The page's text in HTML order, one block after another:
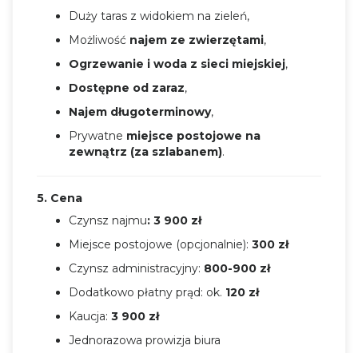
Duży taras z widokiem na zieleń,
Możliwość najem ze zwierzętami,
Ogrzewanie i woda z sieci miejskiej,
Dostępne od zaraz,
Najem długoterminowy,
Prywatne miejsce postojowe na
zewnątrz (za szlabanem).
5. Cena
Czynsz najmu: 3 900 zł
Miejsce postojowe (opcjonalnie): 300 zł
Czynsz administracyjny: 800-900 zł
Dodatkowo płatny prąd: ok. 120 zł
Kaucja: 3 900 zł
Jednorazowa prowizja biura